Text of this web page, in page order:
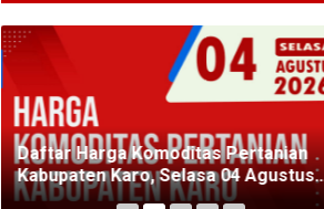
Daftar Harga Komoditas Pertanian
Kabupaten Karo, Selasa 04 Agustus
2026